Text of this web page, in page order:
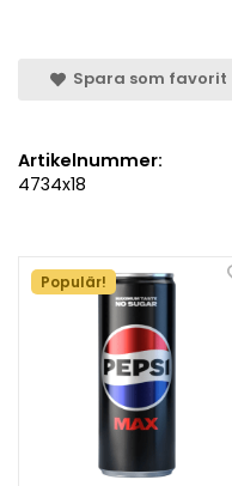
Spara som favorit
Artikelnummer:
4734x18
Populär!